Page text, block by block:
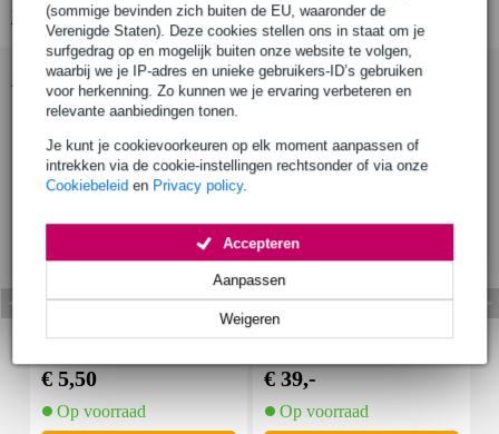
(sommige bevinden zich buiten de EU, waaronder de
Verenigde Staten). Deze cookies stellen ons in staat om je
surfgedrag op en mogelijk buiten onze website te volgen,
waarbij we je IP-adres en unieke gebruikers-ID’s gebruiken
voor herkenning. Zo kunnen we je ervaring verbeteren en
relevante aanbiedingen tonen.
Je kunt je cookievoorkeuren op elk moment aanpassen of
intrekken via de cookie-instellingen rechtsonder of via onze
Cookiebeleid en Privacy policy.
Weigeren
Aanpassen
Accepteren
Bekijk alle productspecificaties
Accessoires (9)
mal zwart (10 stuks)
€ 5,50
Op voorraad
Innox IVA 01 LS Kit he
€ 39,-
Op voorraad